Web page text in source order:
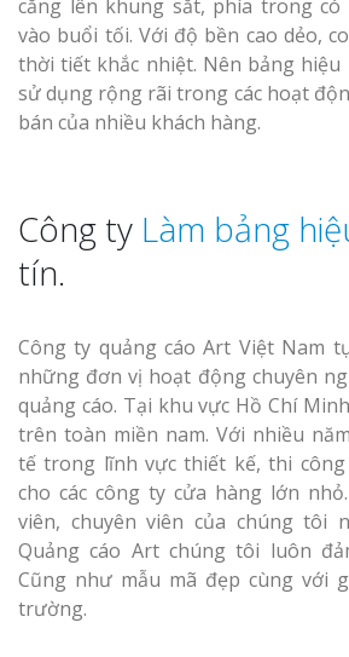
căng lên khung sắt, phía trong có
vào buổi tối. Với độ bền cao dẻo,
thời tiết khắc nhiệt. Nên bảng
sử dụng rộng rãi trong các hoạt
bán của nhiều khách hàng.
Công ty Làm bảng
tín.
Công ty quảng cáo Art Việt Nam
những đơn vị hoạt động chuyên
quảng cáo. Tại khu vực Hồ Chí
trên toàn miền nam. Với nhiều
tế trong lĩnh vực thiết kế, thi công
cho các công ty cửa hàng lớn
viên, chuyên viên của chúng tôi
Quảng cáo Art chúng tôi luôn
Cũng như mẫu mã đẹp cùng với
trường.